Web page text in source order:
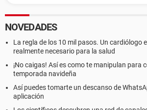
NOVEDADES
La regla de los 10 mil pasos. Un cardiólogo
realmente necesario para la salud
¡No caigas! Así es como te manipulan para
temporada navideña
Así puedes tomarte un descanso de
aplicación